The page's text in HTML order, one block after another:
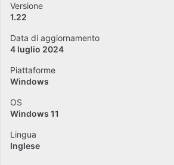
Versione
1.22
Data di aggiornamento
4 luglio 2024
Piattaforme
Windows
OS
Windows 11
Lingua
Inglese